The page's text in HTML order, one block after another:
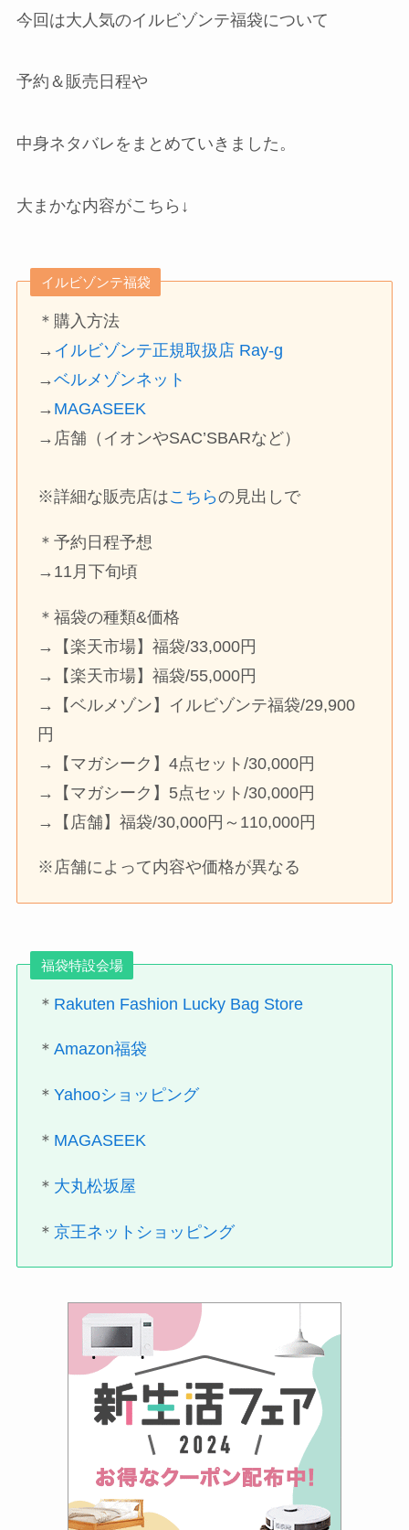
今回は大人気のイルビゾンテ福袋について
予約＆販売日程や
中身ネタバレをまとめていきました。
大まかな内容がこちら↓
イルビゾンテ福袋
＊購入方法
→ イルビゾンテ正規取扱店 Ray-g
→ベルメゾンネット
→ MAGASEEK
→店舗（イオンやSAC’SBARなど）
※詳細な販売店はこちらの見出しで
＊予約日程予想
→11月下旬頃
＊福袋の種類&価格
→【楽天市場】福袋/33,000円
→【楽天市場】福袋/55,000円
→【ベルメゾン】イルビゾンテ福袋/29,900
円
→【マガシーク】4点セット/30,000円
→【マガシーク】5点セット/30,000円
→【店舗】福袋/30,000円～110,000円
※店舗によって内容や価格が異なる
福袋特設会場
＊ Rakuten Fashion Lucky Bag Store
＊Amazon福袋
＊Yahooショッピング
＊ MAGASEEK
＊ 大丸松坂屋
＊京王ネットショッピング